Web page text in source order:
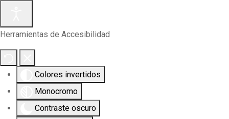
Herramientas de Accesibilidad
Colores invertidos
Monocromo
Contraste oscuro